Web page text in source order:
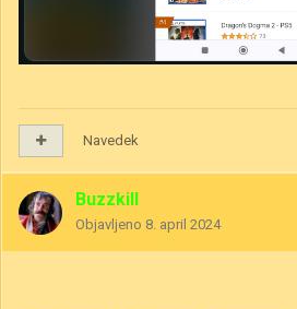
Navedek
Buzzkill
Objavljeno 8. april 2024